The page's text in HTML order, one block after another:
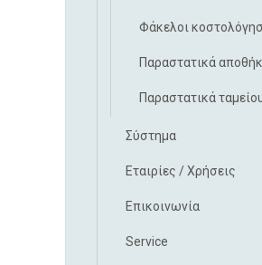
Φάκελοι
Παραστατικά
Παραστατικά
Σύστημα
Εταιρίες / Χρήσεις
Επικοινωνία
Service